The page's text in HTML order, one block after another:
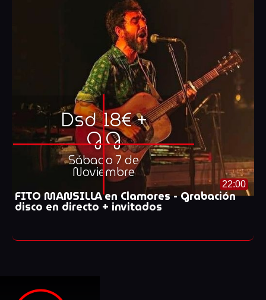
Dsd 18€ +
G.G
Sábado 7 de
Noviembre
22:00
FITO MANSILLA en Clamores - Grabación
disco en directo + invitados